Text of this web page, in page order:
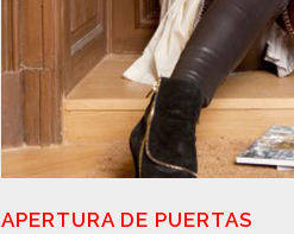
APERTURA DE PUERTAS